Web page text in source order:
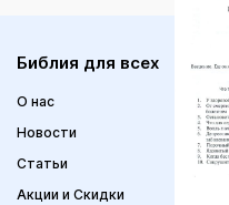
Библия для всех
О нас
Новости
Статьи
Акции и Скидки